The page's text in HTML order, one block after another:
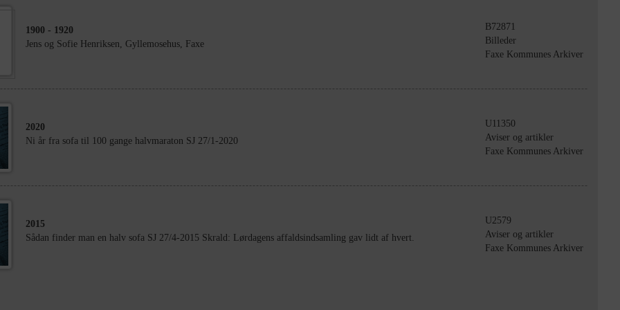
1900 - 1920
Jens og Sofie Henriksen, Gyllemosehus, Faxe
B72871
Billeder
Faxe Kommunes Arkiver
2020
Ni år fra sofa til 100 gange halvmaraton SJ 27/1-2020
U11350
Aviser og artikler
Faxe Kommunes Arkiver
2015
Sådan finder man en halv sofa SJ 27/4-2015 Skrald: Lørdagens affaldsindsamling gav lidt af hvert.
U2579
Aviser og artikler
Faxe Kommunes Arkiver